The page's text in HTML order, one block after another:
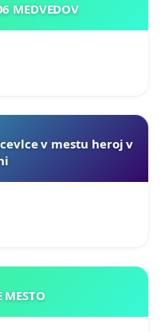
MEDVEDOV
v mestu heroj v
KAMNIK MOJE MESTO